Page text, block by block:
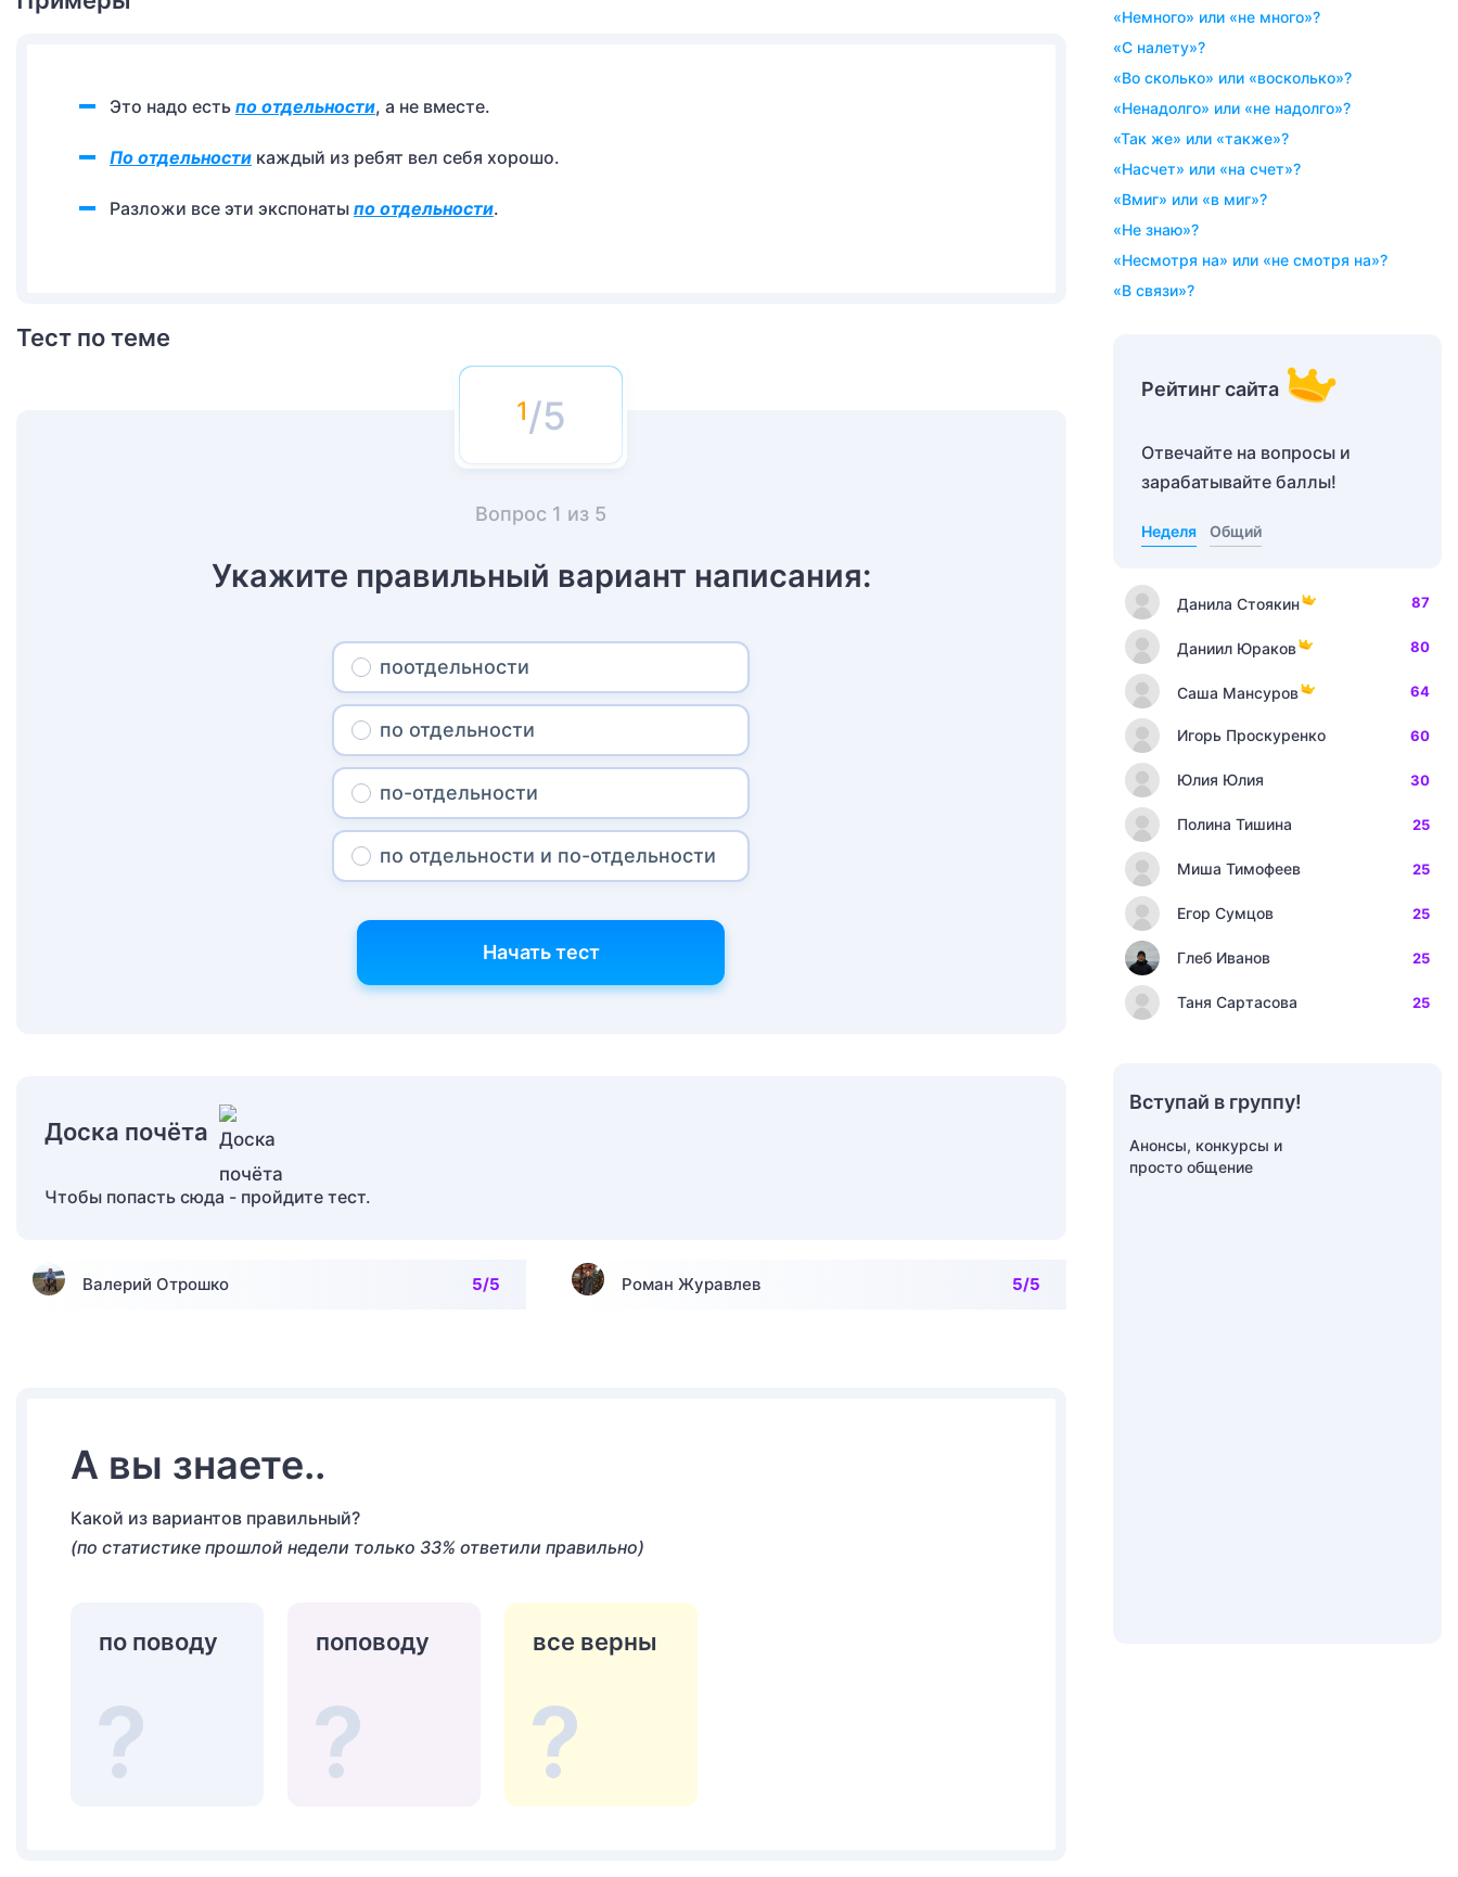
Это надо есть по отдельности, а не вместе.
По отдельности каждый из ребят вел себя хорошо.
Разложи все эти экспонаты по отдельности.
Тест по теме
/5
Вопрос 1 из 5
Укажите правильный вариант написания:
поотдельности
по отдельности
по-отдельности
по отдельности и по-отдельности
Начать тест
Доска почёта
Чтобы попасть сюда - пройдите тест.
Валерий Отрошко 5/5 Роман Журавлев 5/5
А вы знаете..
Какой из вариантов правильный?
(по статистике прошлой недели только 33% ответили правильно)
по поводу поповоду все верны
«немного» или «не много»?
«с налету»?
«во сколько» или «восколько»?
«ненадолго» или «не надолго»?
«так же» или «также»?
«насчет» или «на счет»?
«вмиг» или «в миг»?
«не знаю»?
«несмотря на» или «не смотря на»?
«в связи»?
Рейтинг сайта
Отвечайте на вопросы и
зарабатывайте баллы!
Неделя Общий
Данила Стоякин 87
Даниил Юраков 80
Саша Мансуров 64
Игорь Проскуренко 60
Юлия Юлия 30
Полина Тишина 25
Миша Тимофеев 25
Егор Сумцов 25
Глеб Иванов 25
Таня Сартасова 25
Вступай в группу!
Анонсы, конкурсы и
просто общение